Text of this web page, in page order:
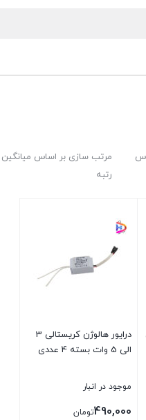
مرتب سازی بر اساس میانگین
رتبه
درایور هالوژن کریستالی 3
الی 5 وات بسته 4 عددی
موجود در انبار
490,000تومان